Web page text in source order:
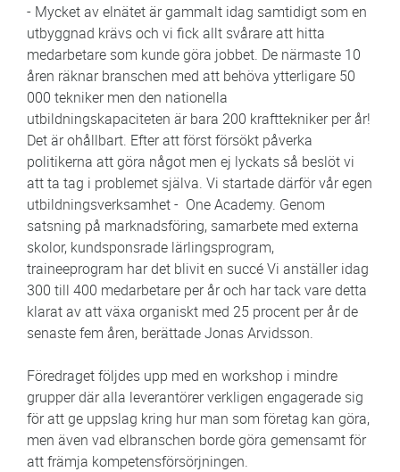
- Mycket av elnätet är gammalt idag samtidigt som en
utbyggnad krävs och vi fick allt svårare att hitta
medarbetare som kunde göra jobbet. De närmaste 10
åren räknar branschen med att behöva ytterligare 50
000 tekniker men den nationella
utbildningskapaciteten är bara 200 krafttekniker per år!
Det är ohållbart. Efter att först försökt påverka
politikerna att göra något men ej lyckats så beslöt vi
att ta tag i problemet själva. Vi startade därför vår egen
utbildningsverksamhet - One Academy. Genom
satsning på marknadsföring, samarbete med externa
skolor, kundsponsrade lärlingsprogram,
traineeprogram har det blivit en succé Vi anställer idag
300 till 400 medarbetare per år och har tack vare detta
klarat av att växa organiskt med 25 procent per år de
senaste fem åren, berättade Jonas Arvidsson.
Föredraget följdes upp med en workshop i mindre
grupper där alla leverantörer verkligen engagerade sig
för att ge uppslag kring hur man som företag kan göra,
men även vad elbranschen borde göra gemensamt för
att främja kompetensförsörjningen.